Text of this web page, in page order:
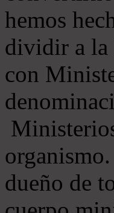
hemos
dividir a la
con
dueño de